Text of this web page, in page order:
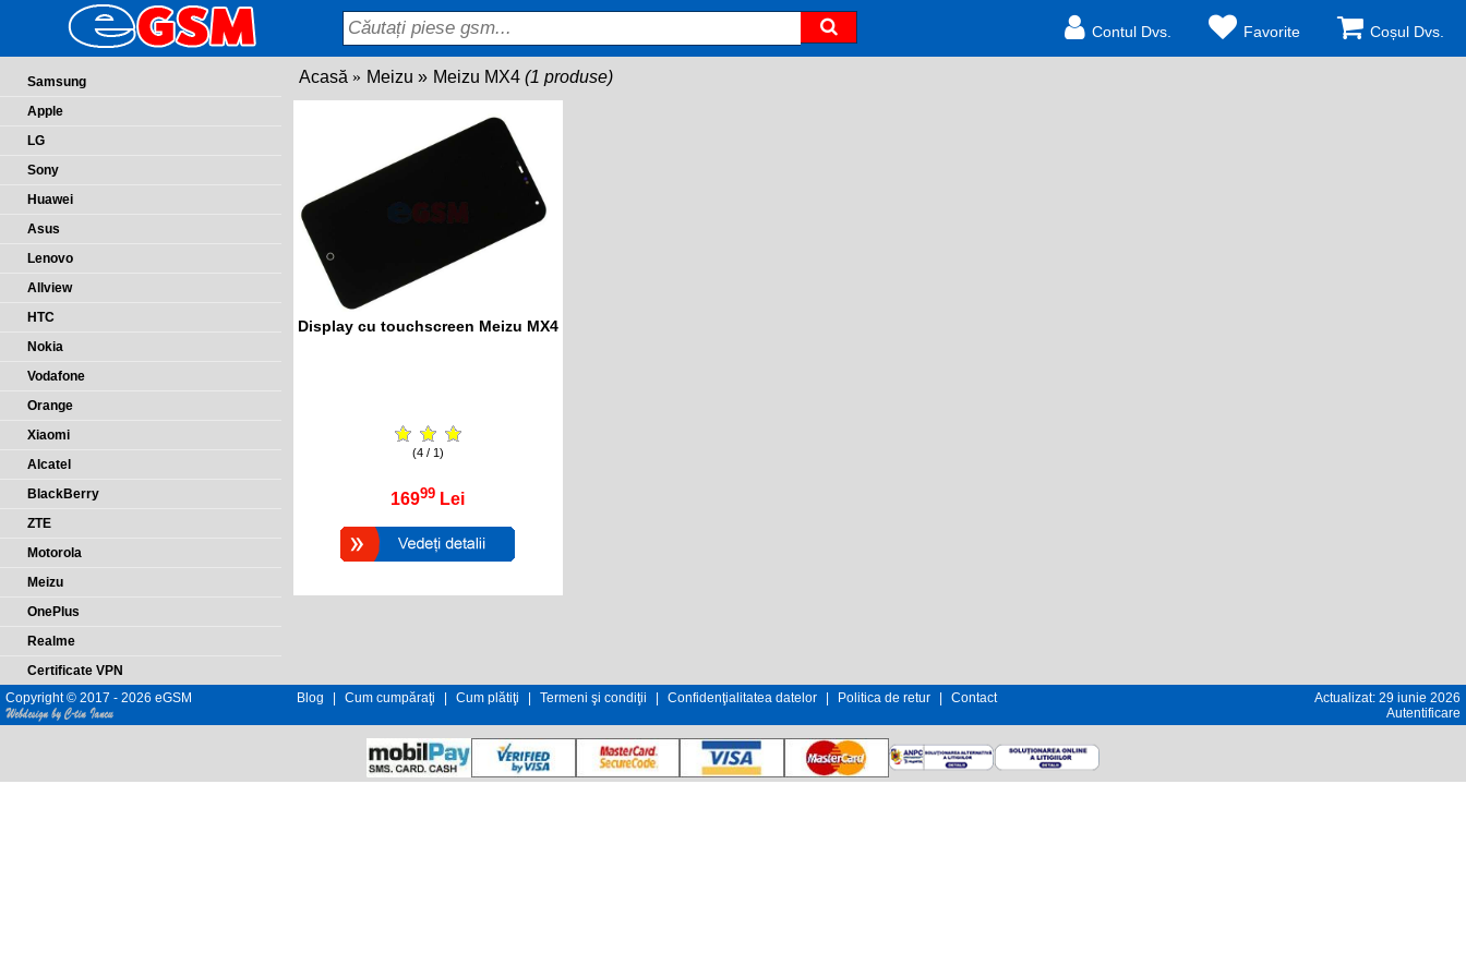
Contul Dvs. Favorite Coșul Dvs.
Samsung
Apple
LG
Sony
Huawei
Asus
Lenovo
Allview
HTC
Nokia
Vodafone
Orange
Xiaomi
Alcatel
BlackBerry
ZTE
Motorola
Meizu
OnePlus
Realme
Certificate VPN
Acasă Meizu Meizu MX4 (1 produse)
Display cu touchscreen Meizu MX4
(4 / 1)
16999 Lei
Copyright © 2017 - 2026 eGSM Blog Cum cumpăraţi Cum plătiţi Termeni şi condiţii Confidenţialitatea datelor Politica de retur Contact
Actualizat: 29 iunie 2026
Autentificare